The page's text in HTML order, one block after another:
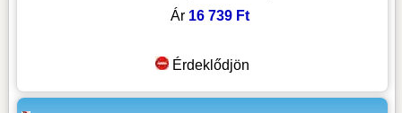
Ár 16 739 Ft
Érdeklődjön